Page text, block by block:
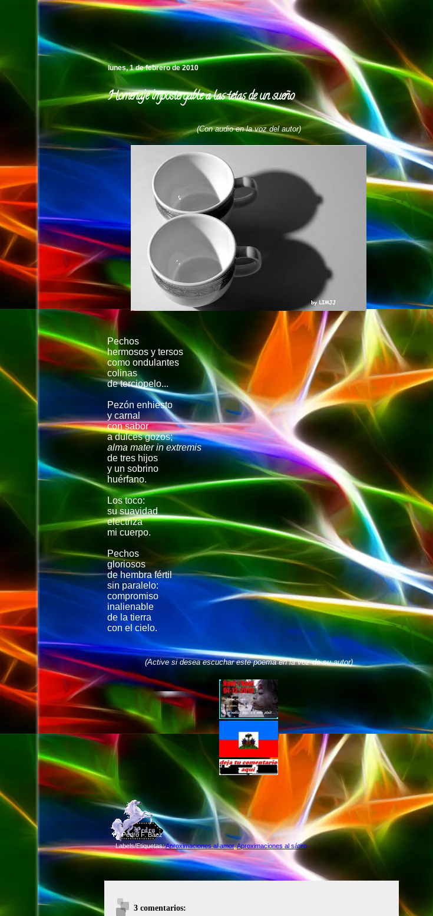
lunes, 1 de febrero de 2010
Homenaje impostergable a las tetas de un sueño
(Con audio en la voz del autor)
Pechos
hermosos y tersos
como ondulantes
colinas
de terciopelo...
Pezón enhiesto
y carnal
con sabor
a dulces gozos;
alma mater in extremis
de tres hijos
y un sobrino
huérfano.
Los toco:
su suavidad
electriza
mi cuerpo.
Pechos
gloriosos
de hembra fértil
sin paralelo:
compromiso
inalienable
de la tierra
con el cielo.
(Active si desea escuchar este poema en la voz de su autor)
©Pedro F. Báez
Labels/Etiquetas:Aproximaciones al amor,Aproximaciones al sátiro
3 comentarios: